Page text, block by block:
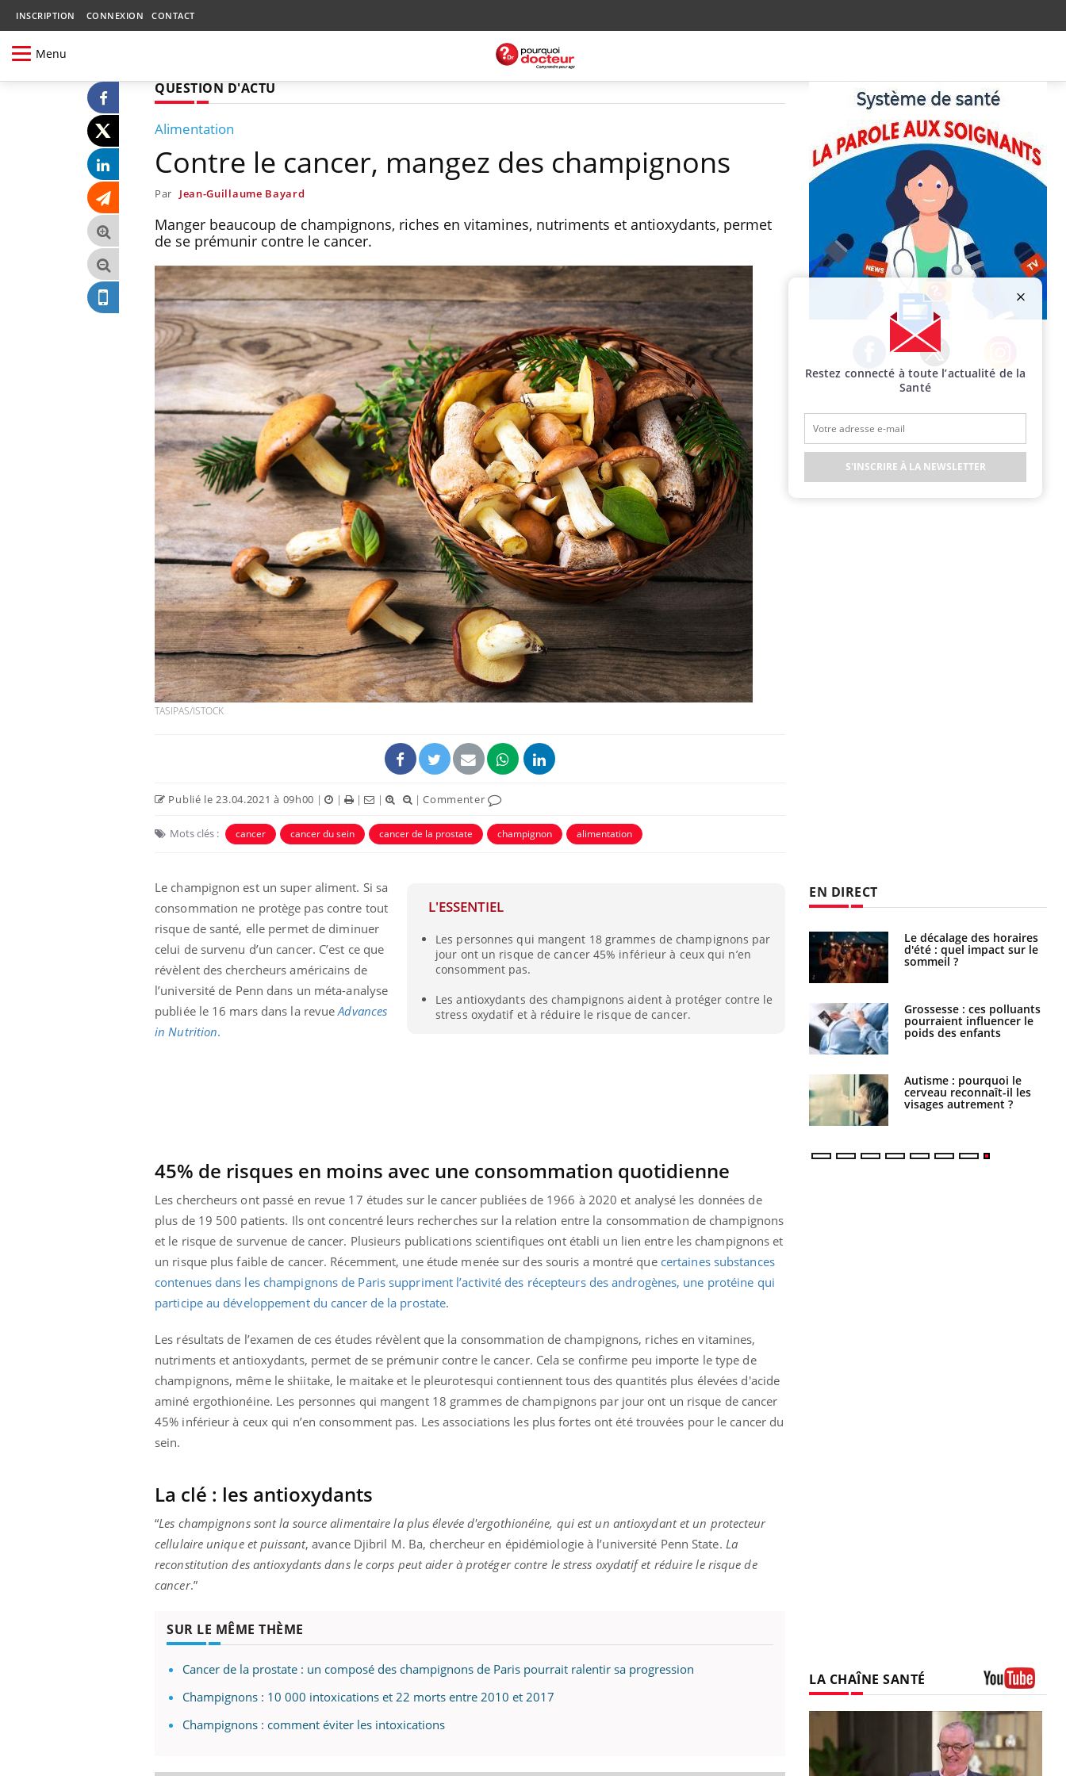
INSCRIPTION CONNEXION CONTACT
Menu
QUESTION D'ACTU
Alimentation
Contre le cancer, mangez des champignons
Par Jean-Guillaume Bayard
Manger beaucoup de champignons, riches en vitamines, nutriments et antioxydants, permet
de se prémunir contre le cancer.
TASIPAS/ISTOCK
Publié le 23.04.2021 à 09h00 | | | | |Commenter
Mots clés : cancer cancer du sein cancer de la prostate champignon alimentation
L'ESSENTIEL
Les personnes qui mangent 18 grammes de champignons par
jour ont un risque de cancer 45% inférieur à ceux qui n’en
consomment pas.
Les antioxydants des champignons aident à protéger contre le
stress oxydatif et à réduire le risque de cancer.
Le champignon est un super aliment. Si sa
consommation ne protège pas contre tout
risque de santé, elle permet de diminuer
celui de survenu d’un cancer. C’est ce que
révèlent des chercheurs américains de
l’université de Penn dans un méta-analyse
publiée le 16 mars dans la revueAdvances
in Nutrition.
45% de risques en moins avec une consommation quotidienne
Les chercheurs ont passé en revue 17 études sur le cancer publiées de 1966 à 2020 et analysé les données de
plus de 19 500 patients. Ils ont concentré leurs recherches sur la relation entre la consommation de champignons
et le risque de survenue de cancer. Plusieurs publications scientifiques ont établi un lien entre les champignons et
un risque plus faible de cancer. Récemment, une étude menée sur des souris a montré que certaines substances
contenues dans les champignons de Paris suppriment l’activité des récepteurs des androgènes, une protéine qui
participe au développement du cancer de la prostate.
Les résultats de l’examen de ces études révèlent que la consommation de champignons, riches en vitamines,
nutriments et antioxydants, permet de se prémunir contre le cancer. Cela se confirme peu importe le type de
champignons, même le shiitake, le maitake et le pleurotesqui contiennent tous des quantités plus élevées d'acide
aminé ergothionéine. Les personnes qui mangent 18 grammes de champignons par jour ont un risque de cancer
45% inférieur à ceux qui n’en consomment pas. Les associations les plus fortes ont été trouvées pour le cancer du
sein.
La clé : les antioxydants
“Les champignons sont la source alimentaire la plus élevée d'ergothionéine, qui est un antioxydant et un protecteur
cellulaire unique et puissant, avance Djibril M. Ba, chercheur en épidémiologie à l’université Penn State. La
reconstitution des antioxydants dans le corps peut aider à protéger contre le stress oxydatif et réduire le risque de
cancer.”
SUR LE MÊME THÈME
Cancer de la prostate : un composé des champignons de Paris pourrait ralentir sa progression
Champignons : 10 000 intoxications et 22 morts entre 2010 et 2017
Champignons : comment éviter les intoxications
Facebook Twitter Instagram
EN DIRECT
Chikungunya, dengue,
West Nile : que se passe-
t-il dans le sud de la
Les médicaments GLP-1
protègent-ils aussi les os
?
Cytomégalovirus : ce qui
change dans la prise en
charge des femmes
enceintes
LA CHAÎNE SANTÉ
Restez connecté à toute l’actualité de la
Santé
S'INSCRIRE À LA NEWSLETTER